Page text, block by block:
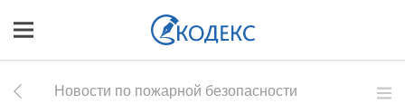
Новости по пожарной безопасности